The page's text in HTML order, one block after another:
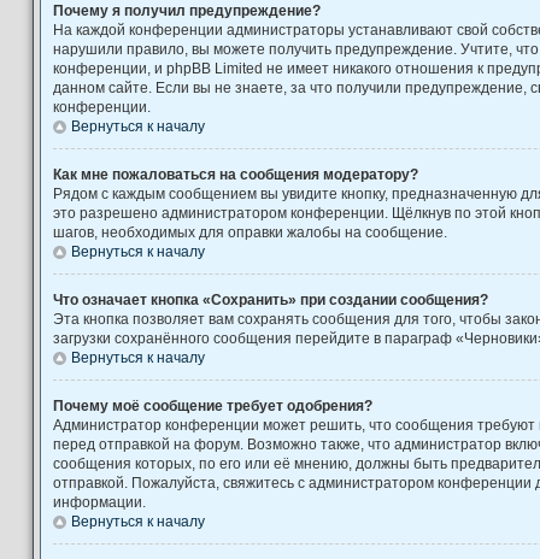
Почему я получил предупреждение?
На каждой конференции администраторы устанавливают свой
нарушили правило, вы можете получить предупреждение. Учтите,
конференции, и phpBB Limited не имеет никакого отношения к
данном сайте. Если вы не знаете, за что получили предупреждение,
конференции.
Вернуться к началу
Как мне пожаловаться на сообщения модератору?
Рядом с каждым сообщением вы увидите кнопку, предназначенную
это разрешено администратором конференции. Щёлкнув по этой
шагов, необходимых для оправки жалобы на сообщение.
Вернуться к началу
Что означает кнопка «Сохранить» при создании сообщения?
Эта кнопка позволяет вам сохранять сообщения для того, чтобы
загрузки сохранённого сообщения перейдите в параграф
Вернуться к началу
Почему моё сообщение требует одобрения?
Администратор конференции может решить, что сообщения требуют
перед отправкой на форум. Возможно также, что администратор
сообщения которых, по его или её мнению, должны быть
отправкой. Пожалуйста, свяжитесь с администратором конференции
информации.
Вернуться к началу